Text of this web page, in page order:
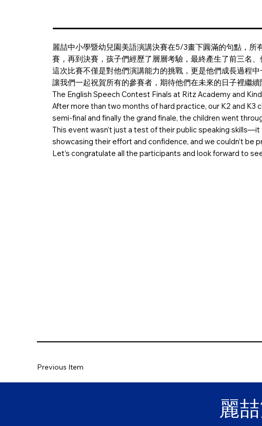
麗喆中小學暨幼兒園美語演講決賽在5/3畫下圓滿的句點，
賽，再到決賽，孩子們經歷了層層考驗，最終產生了前三名、
這次比賽不僅是對他們演講能力的挑戰，更是他們成長過程
讓我們一起祝賀所有的參賽者，期待他們在未來的日子裡繼續
The English Speech Contest Finals at Ritz Academy and
After more than two months of hard practice, our K2 and
semi-final and finally the grand finale, the children went
This event wasn’t just a test of their public speaking
showcasing their effort and confidence, and we couldn’t be
Let’s congratulate all the participants and look forward to
Previous Item
麗